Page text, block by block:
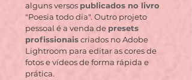
alguns versos publicados no livro
"Poesia todo dia". Outro projeto
pessoal é a venda de presets
profissionaiscriados no Adobe
Lightroom para editar as cores de
fotos e vídeos de forma rápida e
prática.